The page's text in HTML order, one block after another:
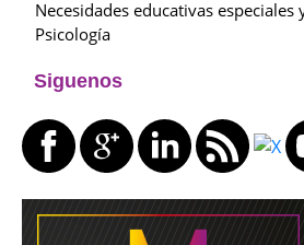
Necesidades educativas especiales
Psicología
Siguenos